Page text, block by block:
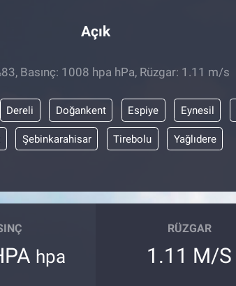
Açık
Basınç: 1008 hpa hPa, Rüzgar: 1.11 m/s
Dereli Doğankent Espiye Eynesil
Şebinkarahisar Tirebolu Yağlıdere
hpa
RÜZGAR
1.11 M/S